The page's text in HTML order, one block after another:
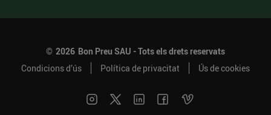
© 2026 Bon Preu SAU - Tots els drets reservats
Condicions d’ús
Política de privacitat Ús de cookies